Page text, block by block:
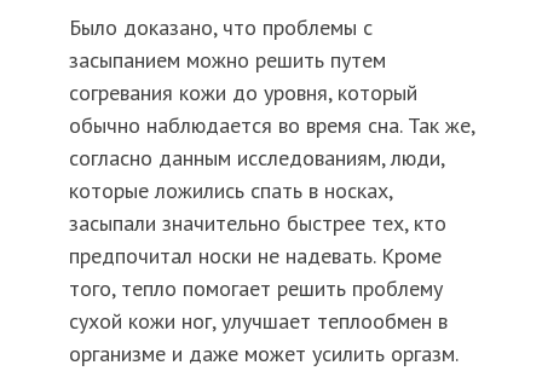
Было доказано, что проблемы с
засыпанием можно решить путем
согревания кожи до уровня, который
обычно наблюдается во время сна. Так же,
согласно данным исследованиям, люди,
которые ложились спать в носках,
засыпали значительно быстрее тех, кто
предпочитал носки не надевать. Кроме
того, тепло помогает решить проблему
сухой кожи ног, улучшает теплообмен в
организме и даже может усилить оргазм.